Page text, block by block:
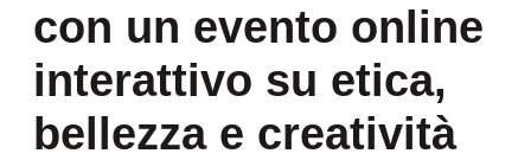
con un evento online
interattivo su etica,
bellezza e creatività